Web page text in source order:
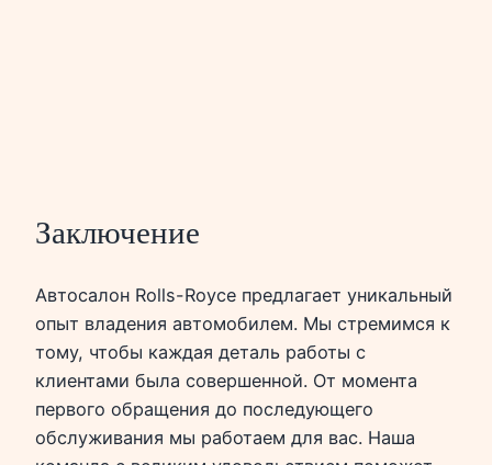
Заключение
Автосалон Rolls-Royce предлагает уникальный
опыт владения автомобилем. Мы стремимся к
тому, чтобы каждая деталь работы с
клиентами была совершенной. От момента
первого обращения до последующего
обслуживания мы работаем для вас. Наша